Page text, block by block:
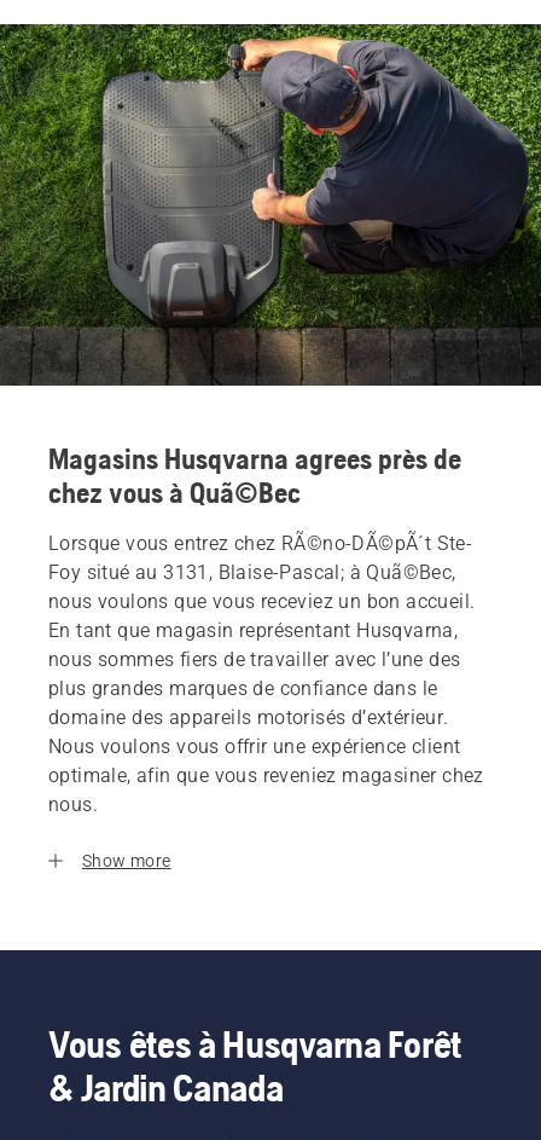
Magasins Husqvarna agrees près de
chez vous à Quã©Bec
Lorsque vous entrez chez RÃ©no-DÃ©pÃ´t Ste-
Foy situé au 3131, Blaise-Pascal; à Quã©Bec,
nous voulons que vous receviez un bon accueil.
En tant que magasin représentant Husqvarna,
nous sommes fiers de travailler avec l’une des
plus grandes marques de confiance dans le
domaine des appareils motorisés d’extérieur.
Nous voulons vous offrir une expérience client
optimale, afin que vous reveniez magasiner chez
nous.
Show more
Vous êtes à Husqvarna Forêt
& Jardin Canada